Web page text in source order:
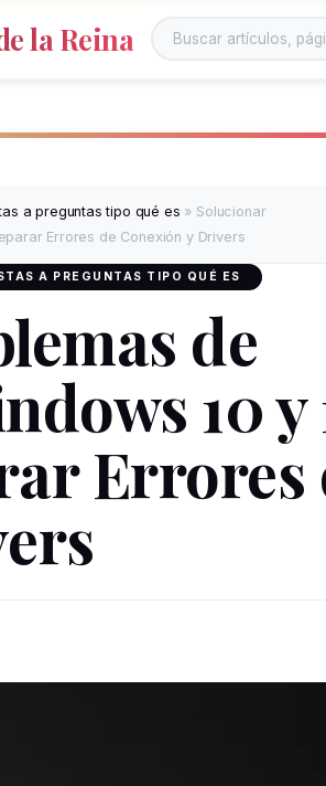
la Reina
a preguntas tipo qué es » Solucionar
Errores de Conexión y Drivers
A PREGUNTAS TIPO QUÉ ES
de
10 y
Errores